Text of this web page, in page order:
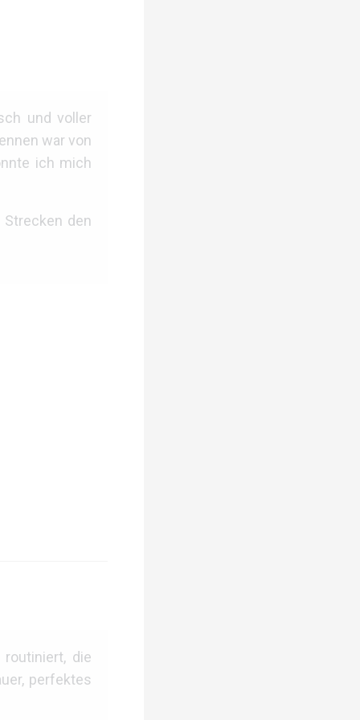
und voller
war von
ich mich
den
die
perfektes